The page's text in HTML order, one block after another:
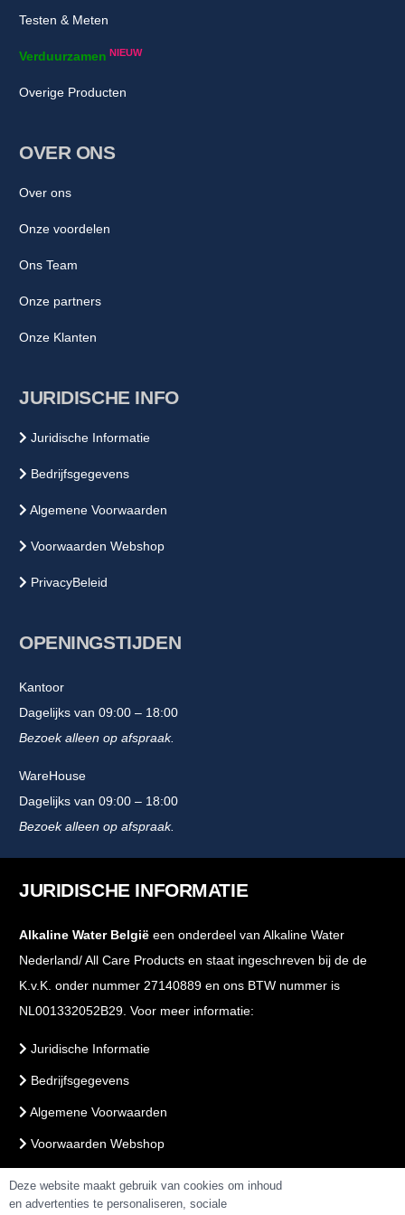
welzijn met een water ionisator van topkwaliteit!
Testen & Meten
Verduurzamen NIEUW
Overige Producten
OVER ONS
Over ons
Onze voordelen
Ons Team
Onze partners
Onze Klanten
JURIDISCHE INFO
Juridische Informatie
Bedrijfsgegevens
Algemene Voorwaarden
Voorwaarden Webshop
PrivacyBeleid
OPENINGSTIJDEN
Kantoor
Dagelijks van 09:00 – 18:00
Bezoek alleen op afspraak.
WareHouse
Dagelijks van 09:00 – 18:00
Bezoek alleen op afspraak.
JURIDISCHE INFORMATIE
Alkaline Water België een onderdeel van Alkaline Water
Nederland/ All Care Products en staat ingeschreven bij de de
K.v.K. onder nummer 27140889 en ons BTW nummer is
NL001332052B29. Voor meer informatie:
Juridische Informatie
Bedrijfsgegevens
Algemene Voorwaarden
Voorwaarden Webshop
Deze website maakt gebruik van cookies om inhoud
en advertenties te personaliseren, sociale